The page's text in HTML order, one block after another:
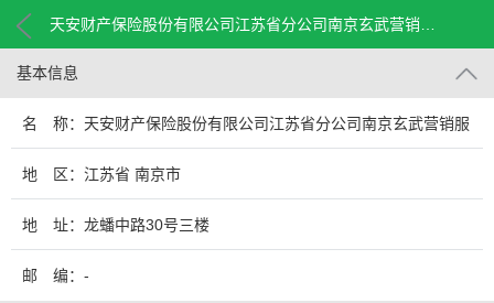
天安财产保险股份有限公司江苏省分公司南京玄武营销服务部
基本信息
名 称：天安财产保险股份有限公司江苏省分公司南京玄武营销服
务部
地 区：江苏省 南京市
地 址：龙蟠中路30号三楼
邮 编：-